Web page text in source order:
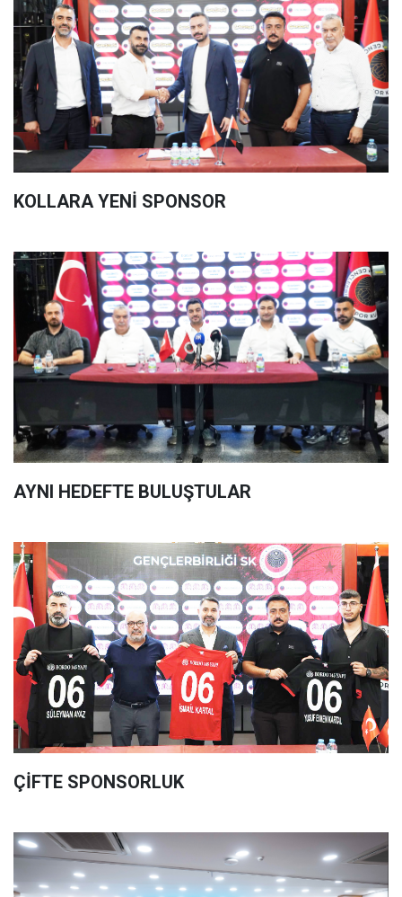
KOLLARA YENİ SPONSOR
AYNI HEDEFTE BULUŞTULAR
ÇİFTE SPONSORLUK